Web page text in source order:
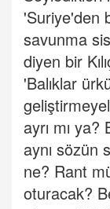
'Suriye'den
savunma
diyen bir
'Balıklar
ayrı mı
aynı sözün
ne? Rant
oturacak?